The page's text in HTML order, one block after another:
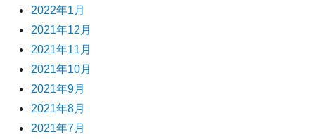
2022年1月
2021年12月
2021年11月
2021年10月
2021年9月
2021年8月
2021年7月